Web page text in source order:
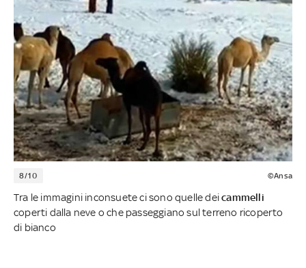
8/10 ©Ansa
Tra le immagini inconsuete ci sono quelle deicammelli
coperti dalla neve o che passeggiano sul terreno ricoperto
di bianco